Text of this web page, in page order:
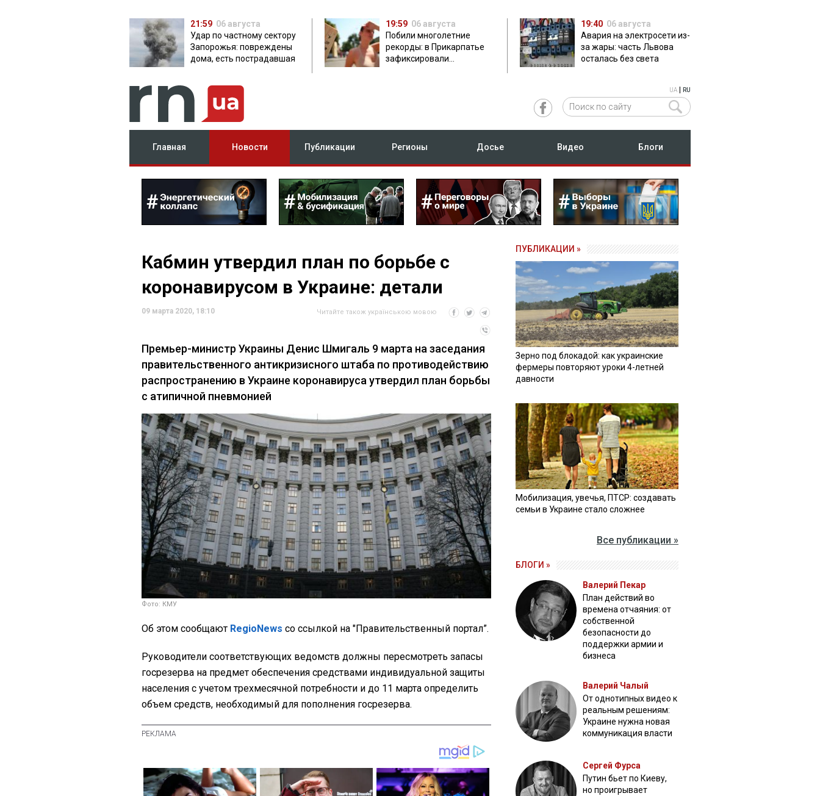
21:59 06 августа
Удар по частному сектору
Запорожья: повреждены
дома, есть пострадавшая
19:59 06 августа
Побили многолетние
рекорды: в Прикарпатье
зафиксировали
19:40 06 августа
Авария на электросети из-
за жары: часть Львова
осталась без света
UA RU
Главная Новости Публикации Регионы Досье Видео Блоги
Кабмин утвердил план по борьбе с
коронавирусом в Украине: детали
09 марта 2020, 18:10 Читайте також українською мовою
Премьер-министр Украины Денис Шмигаль 9 марта на заседания
правительственного антикризисного штаба по противодействию
распространению в Украине коронавируса утвердил план борьбы
с атипичной пневмонией
Фото: КМУ
Об этом сообщают RegioNews со ссылкой на "Правительственный портал”.
Руководители соответствующих ведомств должны пересмотреть запасы
госрезерва на предмет обеспечения средствами индивидуальной защиты
населения с учетом трехмесячной потребности и до 11 марта определить
объем средств, необходимый для пополнения госрезерва.
ПУБЛИКАЦИИ »
Зерно под блокадой: как украинские
фермеры повторяют уроки 4-летней
давности
Мобилизация, увечья, ПТСР: создавать
семьи в Украине стало сложнее
Все публикации »
БЛОГИ »
Валерий Пекар
План действий во
времена отчаяния: от
собственной
безопасности до
поддержки армии и
бизнеса
Валерий Чалый
От однотипных видео к
реальным решениям:
Украине нужна новая
коммуникация власти
Сергей Фурса
Путин бьет по Киеву,
но проигрывает